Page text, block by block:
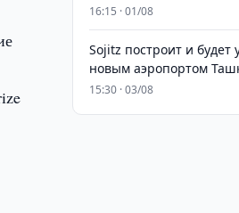
16:15 · 01/08
Sojitz построит и будет
новым аэропортом
15:30 · 03/08